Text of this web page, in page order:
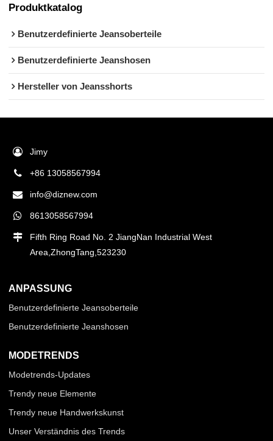
Produktkatalog
Benutzerdefinierte Jeansoberteile
Benutzerdefinierte Jeanshosen
Hersteller von Jeansshorts
Jimy
+86 13058567994
info@diznew.com
8613058567994
Fifth Ring Road No. 2 JiangNan Industrial West
Area,ZhongTang,523230
ANPASSUNG
Benutzerdefinierte Jeansoberteile
Benutzerdefinierte Jeanshosen
MODETRENDS
Modetrends-Updates
Trendy neue Elemente
Trendy neue Handwerkskunst
Unser Verständnis des Trends